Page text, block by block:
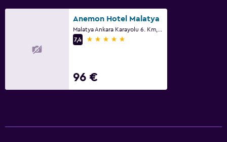
Anemon Hotel Malatya
7,4
5 stelle
96 €